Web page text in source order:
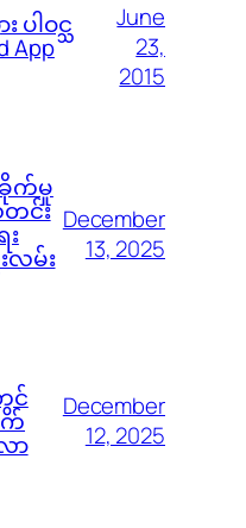
ါဝင္သ
App
June
23,
2015
က်မှု
င်း
လမ်း
December
13, 2025
င်
က်
ာ
December
12, 2025